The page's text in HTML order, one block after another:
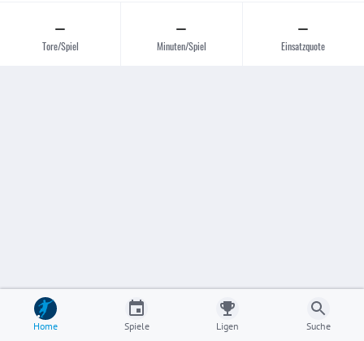
–
Tore/Spiel
–
Minuten/Spiel
–
Einsatzquote
Home Spiele Ligen Suche